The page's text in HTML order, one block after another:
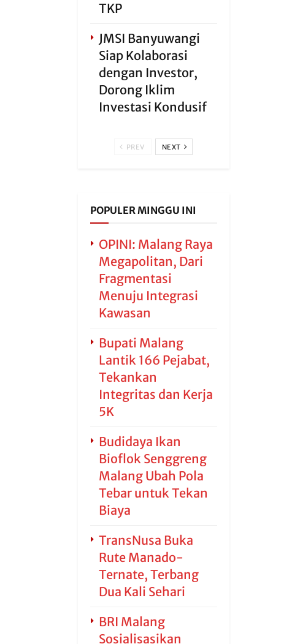
TKP
JMSI Banyuwangi
Siap Kolaborasi
dengan Investor,
Dorong Iklim
Investasi Kondusif
PREV NEXT
POPULER MINGGU INI
OPINI: Malang Raya
Megapolitan, Dari
Fragmentasi
Menuju Integrasi
Kawasan
Bupati Malang
Lantik 166 Pejabat,
Tekankan
Integritas dan Kerja
5K
Budidaya Ikan
Bioflok Senggreng
Malang Ubah Pola
Tebar untuk Tekan
Biaya
TransNusa Buka
Rute Manado-
Ternate, Terbang
Dua Kali Sehari
BRI Malang
Sosialisasikan